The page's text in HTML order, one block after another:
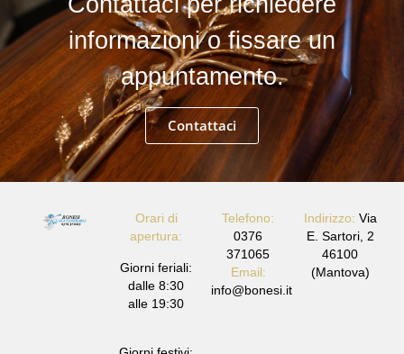
informazioni o fissare un
appuntamento.
Contattaci
Orari di
apertura:
Giorni feriali:
dalle 8:30
alle 19:30
Telefono:
0376
371065
Email:
info@bonesi.it
Indirizzo: Via
E. Sartori, 2
46100
(Mantova)